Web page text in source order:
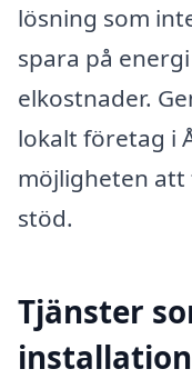
lösning som
spara på
elkostnader.
lokalt företag i
möjligheten att
stöd.
Tjänster